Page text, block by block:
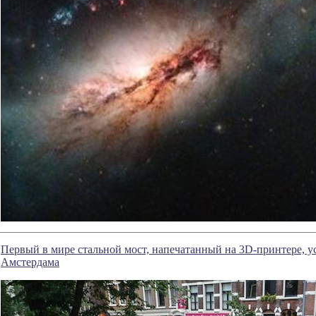
Первый в мире стальной мост, напечатанный на 3D-принтере,
Амстердама